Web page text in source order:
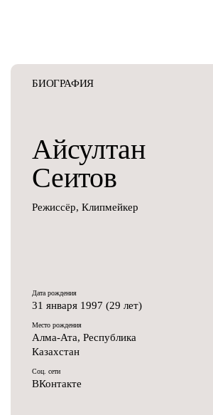
БИОГРАФИЯ
Айсултан
Сеитов
Режиссёр, Клипмейкер
Дата рождения
31 января 1997 (29 лет)
Место рождения
Алма-Ата, Республика
Казахстан
Соц. сети
ВКонтакте